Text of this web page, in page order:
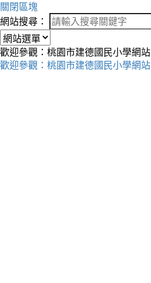
關閉區塊
網站搜尋：
歡迎參觀：桃園市建德國民小學網站
歡迎參觀：桃園市建德國民小學網站